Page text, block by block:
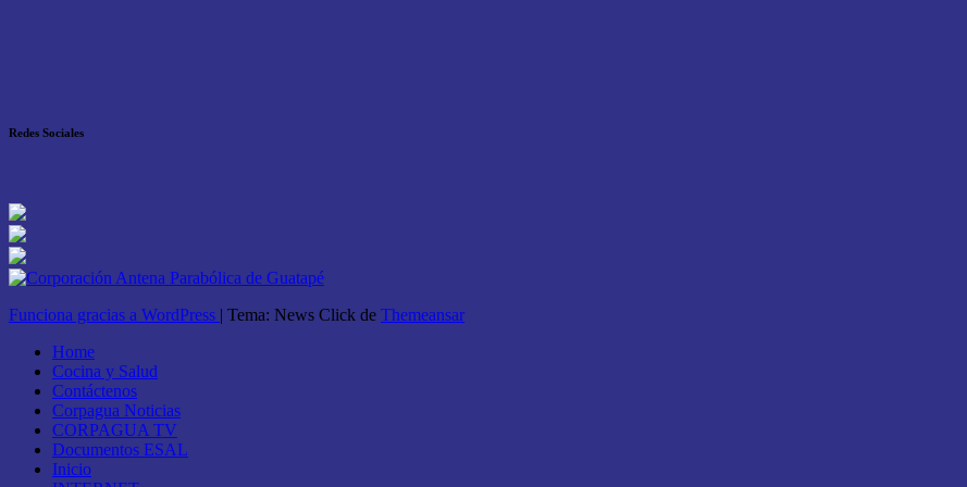
Redes Sociales
Funciona gracias a WordPress | Tema: News Click de Themeansar
Home
Cocina y Salud
Contáctenos
Corpagua Noticias
CORPAGUA TV
Documentos ESAL
Inicio